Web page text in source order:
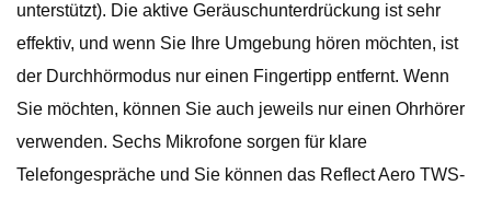
unterstützt). Die aktive Geräuschunterdrückung ist sehr
effektiv, und wenn Sie Ihre Umgebung hören möchten, ist
der Durchhörmodus nur einen Fingertipp entfernt. Wenn
Sie möchten, können Sie auch jeweils nur einen Ohrhörer
verwenden. Sechs Mikrofone sorgen für klare
Telefongespräche und Sie können das Reflect Aero TWS-